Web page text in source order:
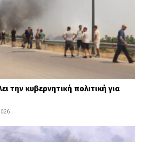
την κυβερνητική πολιτική για